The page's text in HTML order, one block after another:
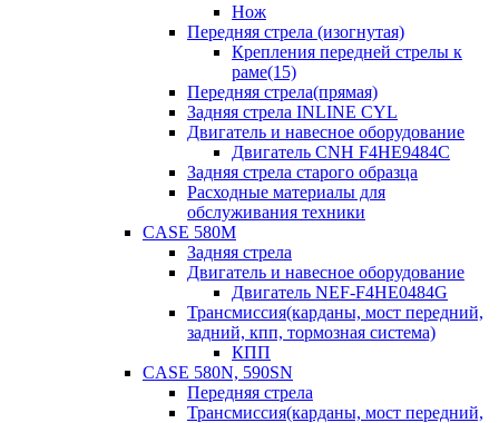
Нож
Передняя стрела (изогнутая)
Крепления передней стрелы к
раме(15)
Передняя стрела(прямая)
Задняя стрела INLINE CYL
Двигатель и навесное оборудование
Двигатель CNH F4HE9484C
Задняя стрела старого образца
Расходные материалы для
обслуживания техники
CASE 580M
Задняя стрела
Двигатель и навесное оборудование
Двигатель NEF-F4HE0484G
Трансмиссия(карданы, мост передний,
задний, кпп, тормозная система)
КПП
CASE 580N, 590SN
Передняя стрела
Трансмиссия(карданы, мост передний,